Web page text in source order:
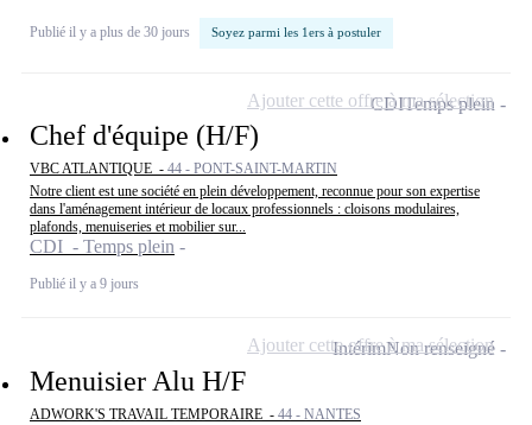
Publié il y a plus de 30 jours Soyez parmi les 1ers à postuler
Chef d'équipe (H/F)
VBC ATLANTIQUE - 44 - PONT-SAINT-MARTIN
Notre client est une société en plein développement, reconnue pour son expertise
dans l'aménagement intérieur de locaux professionnels : cloisons modulaires,
plafonds, menuiseries et mobilier sur...
CDI - Temps plein
Publié il y a 9 jours
CDITemps plein
Ajouter cette offre à ma sélection
Menuisier Alu H/F
ADWORK'S TRAVAIL TEMPORAIRE - 44 - NANTES
IntérimNon renseigné
Ajouter cette offre à ma sélection